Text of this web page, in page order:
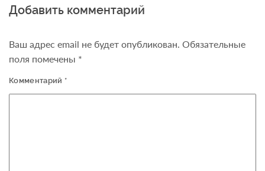
Добавить комментарий
Ваш адрес email не будет опубликован. Обязательные
поля помечены *
Комментарий *